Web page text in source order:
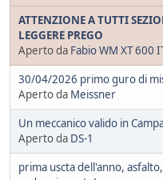
ATTENZIONE A TUTTI
LEGGERE PREGO
Aperto da Fabio WM XT 600
30/04/2026 primo guro di
Aperto da Meissner
Un meccanico valido in
Aperto da DS-1
prima uscta dell'anno,